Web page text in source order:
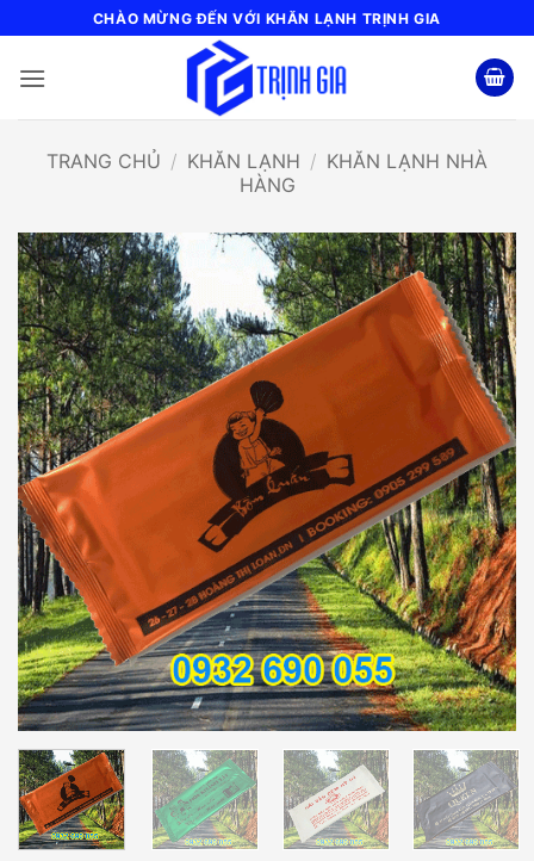
qua
nội
CHÀO MỪNG ĐẾN VỚI KHĂN LẠNH TRỊNH GIA
TRANG CHỦ / KHĂN LẠNH / KHĂN LẠNH NHÀ
HÀNG